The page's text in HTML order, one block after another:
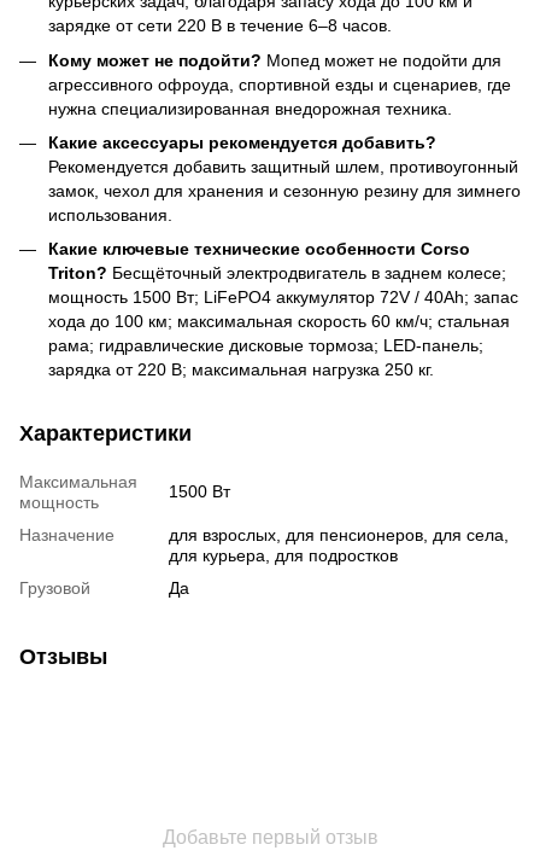
зарядке от сети 220 В в течение 6–8 часов.
Кому может не подойти? Мопед может не подойти для
агрессивного офроуда, спортивной езды и сценариев, где
нужна специализированная внедорожная техника.
Какие аксессуары рекомендуется добавить?
Рекомендуется добавить защитный шлем, противоугонный
замок, чехол для хранения и сезонную резину для зимнего
использования.
Какие ключевые технические особенности Corso
Triton? Бесщёточный электродвигатель в заднем колесе;
мощность 1500 Вт; LiFePO4 аккумулятор 72V / 40Ah; запас
хода до 100 км; максимальная скорость 60 км/ч; стальная
рама; гидравлические дисковые тормоза; LED-панель;
зарядка от 220 В; максимальная нагрузка 250 кг.
Характеристики
Максимальная
мощность
1500 Вт
Назначение
для взрослых, для пенсионеров, для села,
для курьера, для подростков
Грузовой
Да
Отзывы
Добавьте первый отзыв